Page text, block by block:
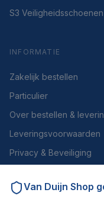
S3 Veiligheidsschoenen
INFORMATIE
Zakelijk bestellen
Particulier
Over bestellen &
Leveringsvoorwaarden
Privacy & Beveiliging
Over ons
Van Duijn Shop